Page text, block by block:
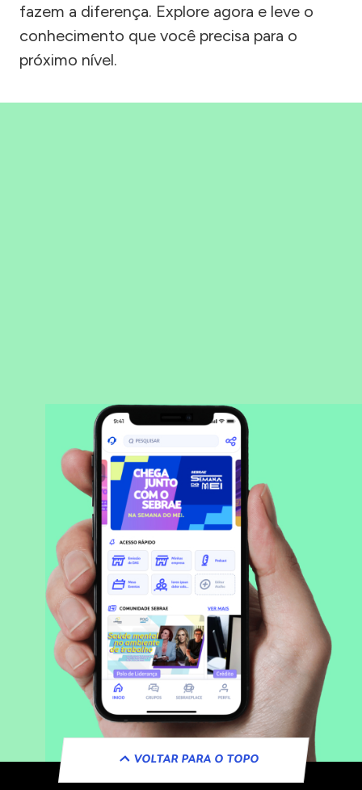
fazem a diferença. Explore agora e leve o
conhecimento que você precisa para o
próximo nível.
VOLTAR PARA O TOPO